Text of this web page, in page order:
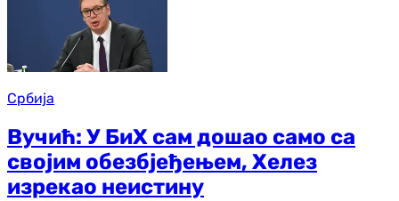
Србија
Вучић: У БиХ сам дошао само са
својим обезбjеђењем, Хелез
изрекао неистину